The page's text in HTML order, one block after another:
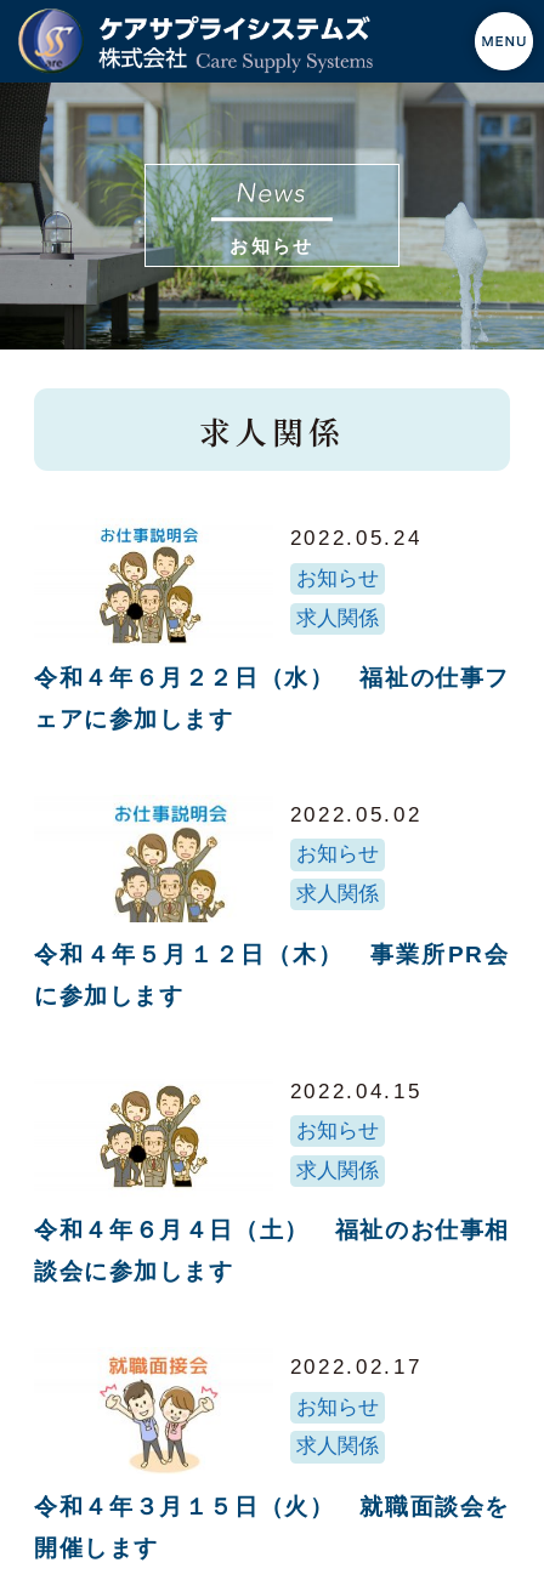
お知らせ
求人関係
2022.05.24
お知らせ
求人関係
令和４年６月２２日（水） 福祉の仕事フ
ェアに参加します
2022.05.02
お知らせ
求人関係
令和４年５月１２日（木） 事業所PR会
に参加します
2022.04.15
お知らせ
求人関係
令和４年６月４日（土） 福祉のお仕事相
談会に参加します
2022.02.17
お知らせ
求人関係
令和４年３月１５日（火） 就職面談会を
開催します